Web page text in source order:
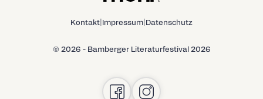
© 2026 - Bamberger Literaturfestival 2026
Kontakt Impressum Datenschutz